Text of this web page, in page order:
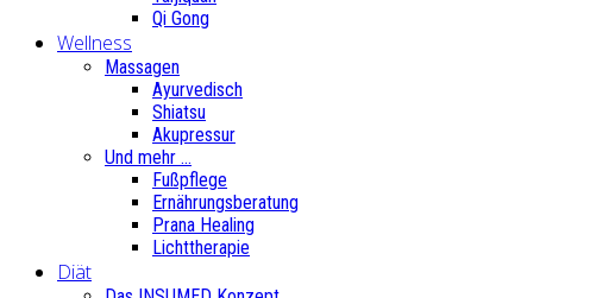
Qi Gong
Wellness
Massagen
Ayurvedisch
Shiatsu
Akupressur
Und mehr ...
Fußpflege
Ernährungsberatung
Prana Healing
Lichttherapie
Diät